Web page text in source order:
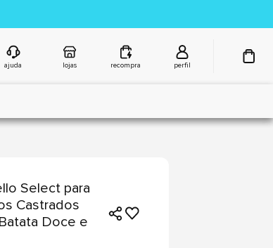
ajuda lojas recompra perfil
Select para
Castrados
Doce e